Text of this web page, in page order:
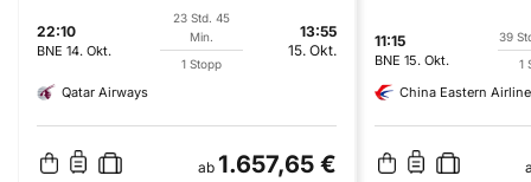
22:10
BNE 14. Okt.
23 Std. 45
Min.
1 Stopp
13:55
15. Okt.
Qatar Airways
ab 1.657,65 €
11:15
BNE 15. Okt.
39
1
China Eastern